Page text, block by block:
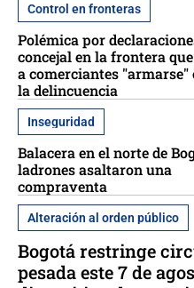
Control en fronteras
Polémica por
concejal en la frontera
a comerciantes "armarse"
la delincuencia
Inseguridad
Balacera en el norte de
ladrones asaltaron una
compraventa
Alteración al orden público
Bogotá restringe
pesada este 7 de